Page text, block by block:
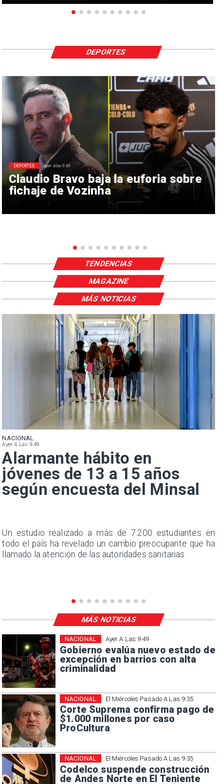
Claudio Bravo baja la euforia sobre
fichaje de Vozinha
DEPORTES ayer a las 9:49
DEPORTES
TENDENCIAS
MAGAZINE
NACIONAL
Ayer A Las 9:49
Alarmante hábito en
jóvenes de 13 a 15 años
según encuesta del Minsal
Un estudio realizado a más de 7.200 estudiantes en
todo el país ha revelado un cambio preocupante que ha
llamado la atención de las autoridades sanitarias.
MÁS NOTICIAS
Ayer A Las 9:49
Gobierno evalúa nuevo estado de
excepción en barrios con alta
criminalidad
NACIONAL
El Miércoles Pasado A Las 9:35
Corte Suprema confirma pago de
$1.000 millones por caso
ProCultura
NACIONAL
El Miércoles Pasado A Las 9:35
Codelco suspende construcción
de Andes Norte en El Teniente
NACIONAL
MÁS NOTICIAS